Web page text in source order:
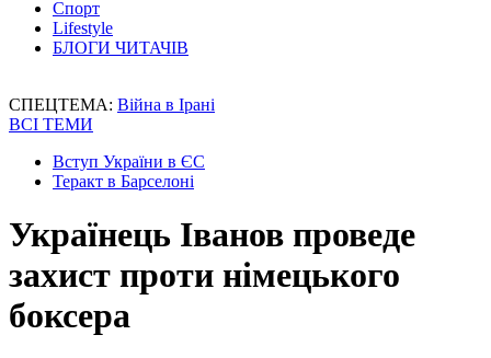
Спорт
Lifestyle
БЛОГИ ЧИТАЧІВ
СПЕЦТЕМА: Війна в Ірані
ВСІ ТЕМИ
Вступ України в ЄС
Теракт в Барселоні
Українець Іванов проведе
захист проти німецького
боксера